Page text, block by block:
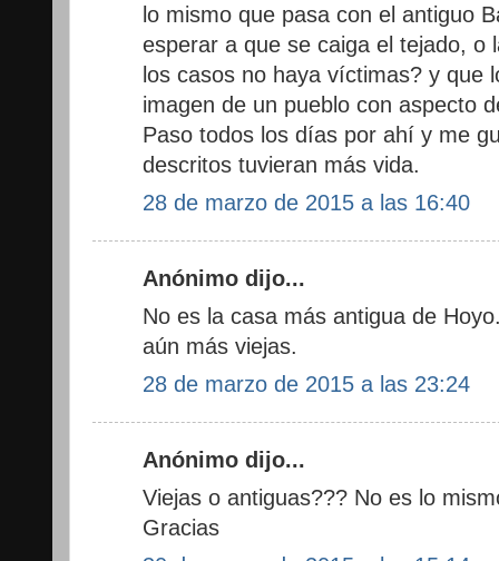
lo mismo que pasa con el antiguo
esperar a que se caiga el tejado, o
los casos no haya víctimas? y que
imagen de un pueblo con aspecto
Paso todos los días por ahí y me
descritos tuvieran más vida.
28 de marzo de 2015 a las 16:40
Anónimo dijo...
No es la casa más antigua de
aún más viejas.
28 de marzo de 2015 a las 23:24
Anónimo dijo...
Viejas o antiguas??? No es lo
Gracias